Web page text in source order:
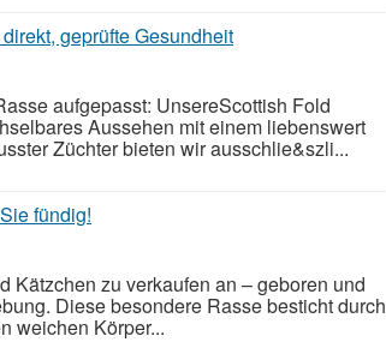
geprüfte Gesundheit
aufgepasst: UnsereScottish Fold
Aussehen mit einem liebenswert
Züchter bieten wir ausschlie&szli...
fündig!
Kätzchen zu verkaufen an – geboren und
Diese besondere Rasse besticht durch
weichen Körper...